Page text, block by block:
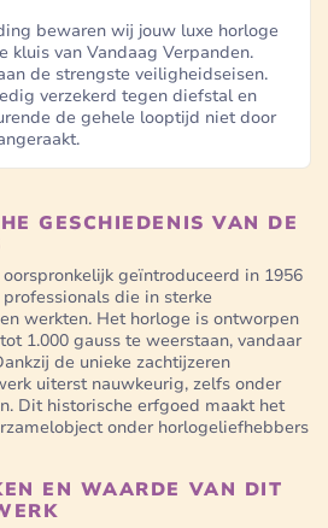
bewaren wij jouw luxe horloge
kluis van Vandaag Verpanden.
de strengste veiligheidseisen.
verzekerd tegen diefstal en
de gehele looptijd niet door
GESCHIEDENIS VAN DE
geïntroduceerd in 1956
die in sterke
werkten. Het horloge is ontworpen
1.000 gauss te weerstaan, vandaar
de unieke zachtijzeren
uiterst nauwkeurig, zelfs onder
Dit historische erfgoed maakt het
onder horlogeliefhebbers
EN WAARDE VAN DIT